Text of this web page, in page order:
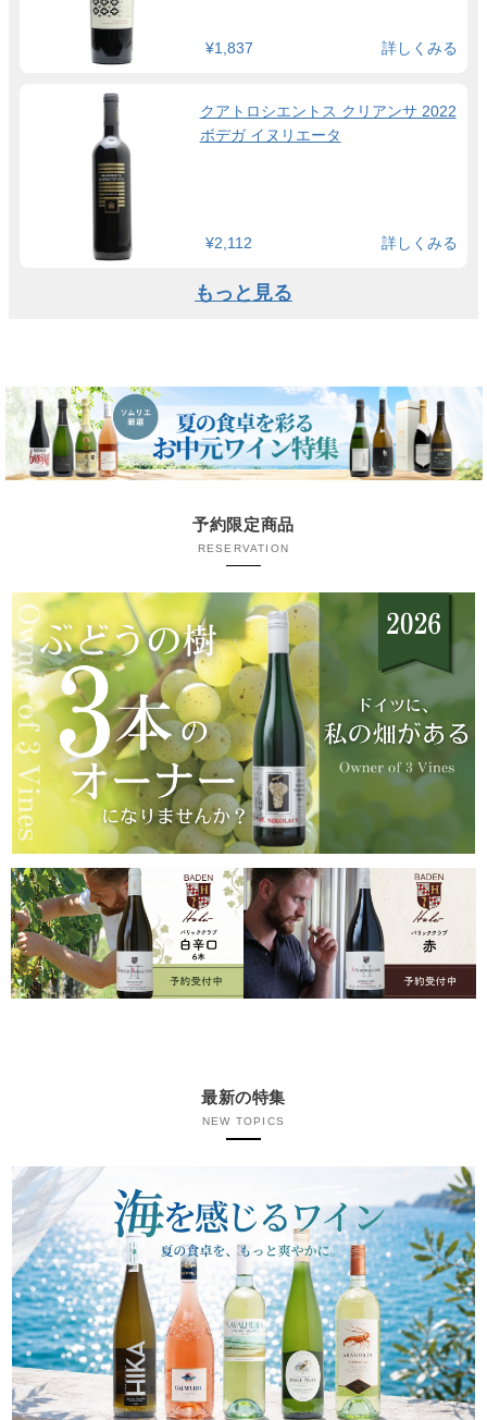
¥1,837 詳しくみる
クアトロシエントス クリアンサ 2022
ボデガ イヌリエータ
¥2,112 詳しくみる
もっと見る
予約限定商品
RESERVATION
最新の特集
NEW TOPICS